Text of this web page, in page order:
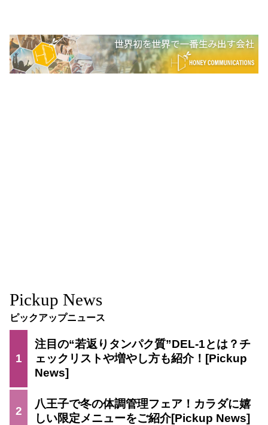
Pickup News
ピックアップニュース
1
注目の“若返りタンパク質”DEL-1とは？チ
ェックリストや増やし方も紹介！
2
八王子で冬の体調管理フェア！カラダに嬉
しい限定メニューをご紹介